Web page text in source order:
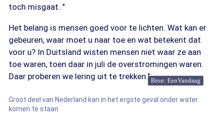
toch misgaat. "
Het belang is mensen goed voor te lichten. Wat kan er
gebeuren, waar moet u naar toe en wat betekent dat
voor u? In Duitsland wisten mensen niet waar ze aan
toe waren, toen daar in juli de overstromingen waren.
Daar proberen we lering uit te trekken."Bron: EenVandaag
Groot deel van Nederland kan in het ergste geval onder water
komen te staan